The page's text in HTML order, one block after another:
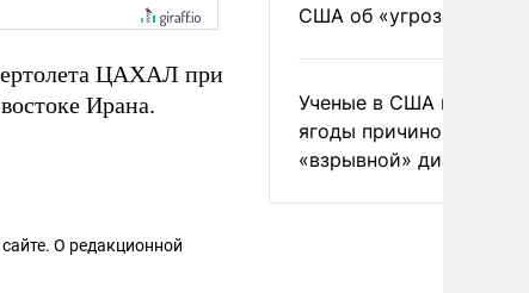
ЦАХАЛ при
Ирана.
сайте. О редакционной
США об «угрозе
Ученые в США назвали
ягоды причиной
«взрывной» диареи